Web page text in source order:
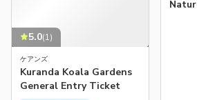
5.0(1)
ケアンズ
Kuranda Koala Gardens
General Entry Ticket